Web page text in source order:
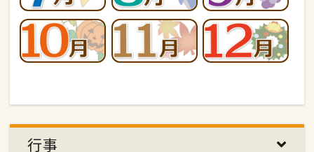
行事